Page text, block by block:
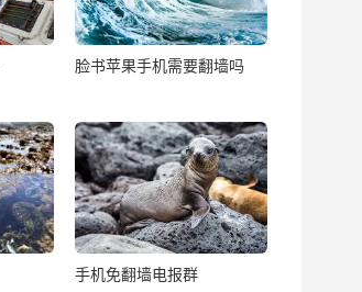
脸书苹果手机需要翻墙吗
手机免翻墙电报群